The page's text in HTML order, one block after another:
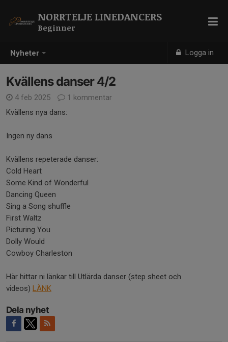
Nyheter Logga in
NORRTELJE LINEDANCERS
Beginner
Kvällens danser 4/2
4 feb 2025
1 kommentar
Kvällens nya dans:
Ingen ny dans
Kvällens repeterade danser:
Cold Heart
Some Kind of Wonderful
Dancing Queen
Sing a Song shuffle
First Waltz
Picturing You
Dolly Would
Cowboy Charleston
Här hittar ni länkar till Utlärda danser (step sheet och
videos) LÄNK
Dela nyhet